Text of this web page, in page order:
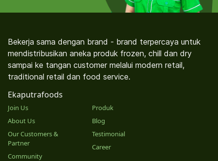
Bekerja sama dengan brand - brand terpercaya untuk
mendistribusikan aneka produk frozen, chill dan dry
sampai ke tangan customer melalui modern retail,
traditional retail dan food service.
Ekaputrafoods
Join Us
About Us
Our Customers &
Partner
Community
Produk
Blog
Testimonial
Career